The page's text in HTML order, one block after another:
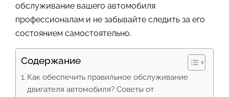
обслуживание вашего автомобиля
профессионалам и не забывайте следить за его
состоянием самостоятельно.
Содержание
Как обеспечить правильное обслуживание
двигателя автомобиля? Советы от